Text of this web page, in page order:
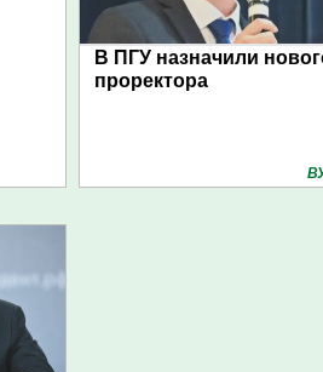
В ПГУ назначили
проректора